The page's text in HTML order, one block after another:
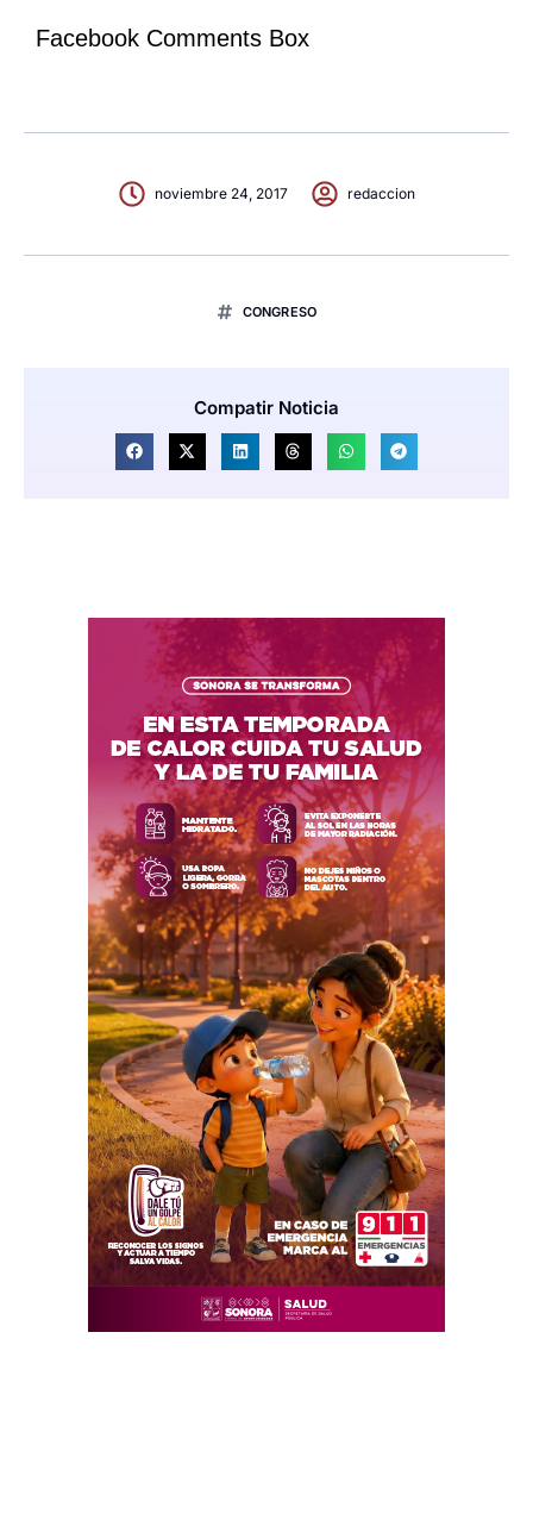
Facebook Comments Box
noviembre 24, 2017 redaccion
CONGRESO
Compatir Noticia